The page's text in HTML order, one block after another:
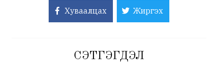
Хуваалцах Жиргэх
СЭТГЭГДЭЛ